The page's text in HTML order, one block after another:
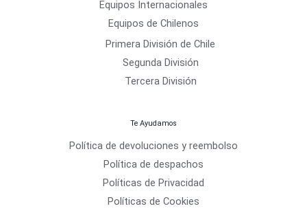
Equipos Internacionales
Equipos de Chilenos
Primera División de Chile
Segunda División
Tercera División
Te Ayudamos
Política de devoluciones y reembolso
Política de despachos
Políticas de Privacidad
Políticas de Cookies